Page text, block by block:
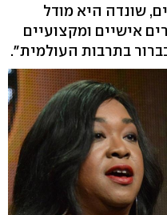
שונדה היא מודל
אישיים ומקצועיים
בתרבות העולמית".